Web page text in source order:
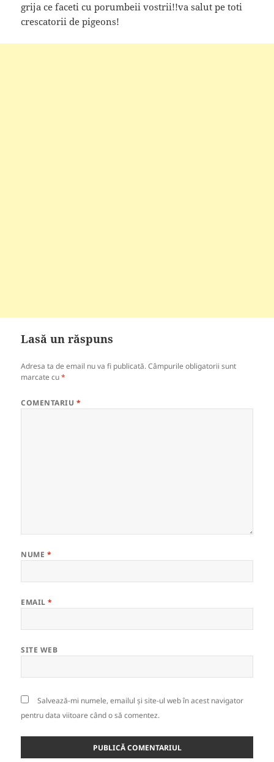
grija ce faceti cu porumbeii vostrii!!va salut pe toti
crescatorii de pigeons!
Lasă un răspuns
Adresa ta de email nu va fi publicată. Câmpurile obligatorii sunt
marcate cu*
COMENTARIU *
NUME *
EMAIL*
SITE WEB
Salvează-mi numele, emailul și site-ul web în acest navigator
pentru data viitoare când o să comentez.